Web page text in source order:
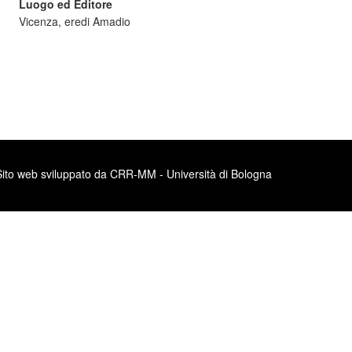
Luogo ed Editore
Vicenza, eredi Amadio
web sviluppato da CRR-MM - Università di Bologna